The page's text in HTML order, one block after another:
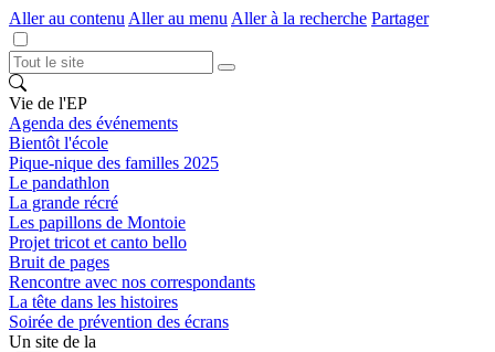
Aller au contenu Aller au menu Aller à la recherche Partager
Vie de l'EP
Agenda des événements
Bientôt l'école
Pique-nique des familles 2025
Le pandathlon
La grande récré
Les papillons de Montoie
Projet tricot et canto bello
Bruit de pages
Rencontre avec nos correspondants
La tête dans les histoires
Soirée de prévention des écrans
Un site de la